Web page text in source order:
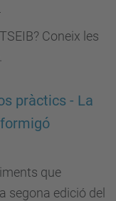
Coneix les
pràctics - La
que
segona edició del